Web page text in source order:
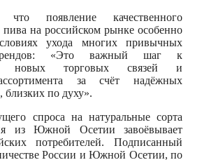
появление качественного
пива на российском рынке особенно
ухода многих привычных
«Это важный шаг к
новых торговых связей и
за счёт надёжных
близких по духу».
спроса на натуральные сорта
из Южной Осетии завоёвывает
потребителей. Подписанный
России и Южной Осетии, по